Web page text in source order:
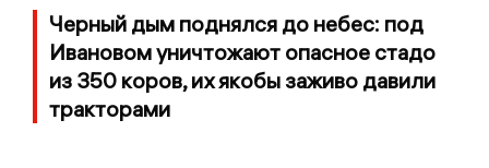
Черный дым поднялся до небес: под
Ивановом уничтожают опасное стадо
из 350 коров, их якобы заживо давили
тракторами